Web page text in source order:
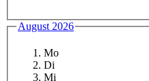
August 2026
Mo
Di
Mi